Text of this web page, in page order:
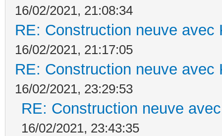
16/02/2021, 21:08:34
RE: Construction neuve avec
16/02/2021, 21:17:05
RE: Construction neuve avec
16/02/2021, 23:29:53
RE: Construction neuve
16/02/2021, 23:43:35